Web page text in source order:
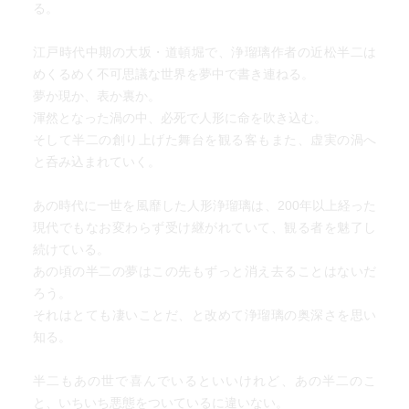
る。
江戸時代中期の大坂・道頓堀で、浄瑠璃作者の近松半二は
めくるめく不可思議な世界を夢中で書き連ねる。
夢か現か、表か裏か。
渾然となった渦の中、必死で人形に命を吹き込む。
そして半二の創り上げた舞台を観る客もまた、虚実の渦へ
と呑み込まれていく。
あの時代に一世を風靡した人形浄瑠璃は、200年以上経った
現代でもなお変わらず受け継がれていて、観る者を魅了し
続けている。
あの頃の半二の夢はこの先もずっと消え去ることはないだ
ろう。
それはとても凄いことだ、と改めて浄瑠璃の奥深さを思い
知る。
半二もあの世で喜んでいるといいけれど、あの半二のこ
と、いちいち悪態をついているに違いない。